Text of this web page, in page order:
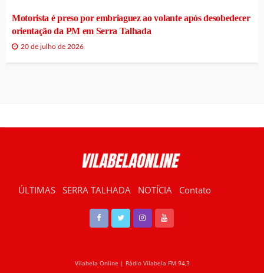
Motorista é preso por embriaguez ao volante após desobedecer
orientação da PM em Serra Talhada
20 de julho de 2026
ÚLTIMAS SERRA TALHADA NOTÍCIA Contato
Vilabela Online | Rádio Vilabela FM 94,3